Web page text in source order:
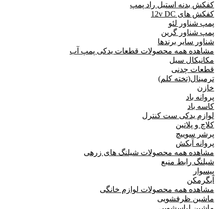
کفکش بدنه استیل راد پمپ
کفکش های 12v DC
پمپ شناور لئو
پمپ شناور گرین
شناور سایر برندها
مشاهده همه محصولات قطعات یدکی پمپ آب
مکانیکال سیل
قطعات چدنی
ترمینال(تخته کلم)
خازن
پروانه باد
کاسه باد
لوازم یدکی ست کنترل
کلاچ و پلاتین
پرشر سوییچ
پروانه آبکش
مشاهده همه محصولات شیلنگ های زرهی
شیلنگ رابط منبع
پیسوار
آبگرمکن
مشاهده همه محصولات لوازم خانگی
ماشین ظرفشویی